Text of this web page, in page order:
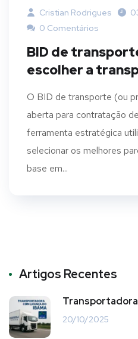
Cristian Rodrigues
0 Comentários
BID de
escolher a
O BID de transporte (ou
aberta para contratação
ferramenta estratégica
selecionar os melhores
base em...
Artigos Recentes
Transportadora
20/10/2025